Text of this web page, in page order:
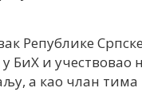
Републике
БиХ и учествовао
а као члан тима